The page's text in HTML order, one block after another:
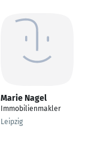
Marie Nagel
Immobilienmakler
Leipzig